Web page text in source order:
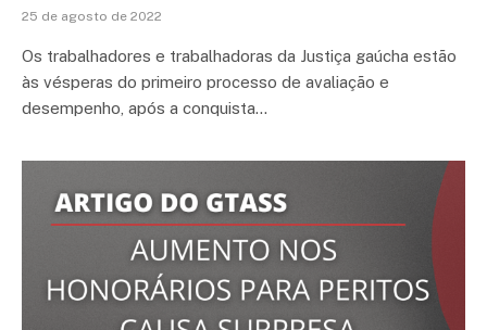
25 de agosto de 2022
Os trabalhadores e trabalhadoras da Justiça gaúcha estão
às vésperas do primeiro processo de avaliação e
desempenho, após a conquista…